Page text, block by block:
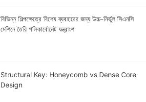
বিভিন্ন শিল্পক্ষেত্রে বিশেষ ব্যবহারের জন্য উচ্চ-নির্ভুল সিএনসি
মেশিনে তৈরি পলিকার্বোনেট যন্ত্রাংশ
Structural Key: Honeycomb vs Dense Core
Design